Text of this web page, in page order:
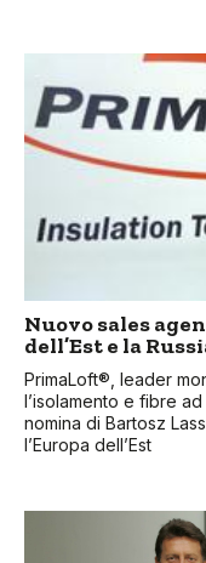
Nuovo sales
dell’Est e la
PrimaLoft®, leader
l’isolamento e fibre
nomina di Bartosz
l’Europa dell’Est